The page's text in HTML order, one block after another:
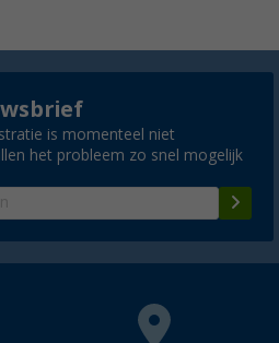
is momenteel niet
het probleem zo snel mogelijk